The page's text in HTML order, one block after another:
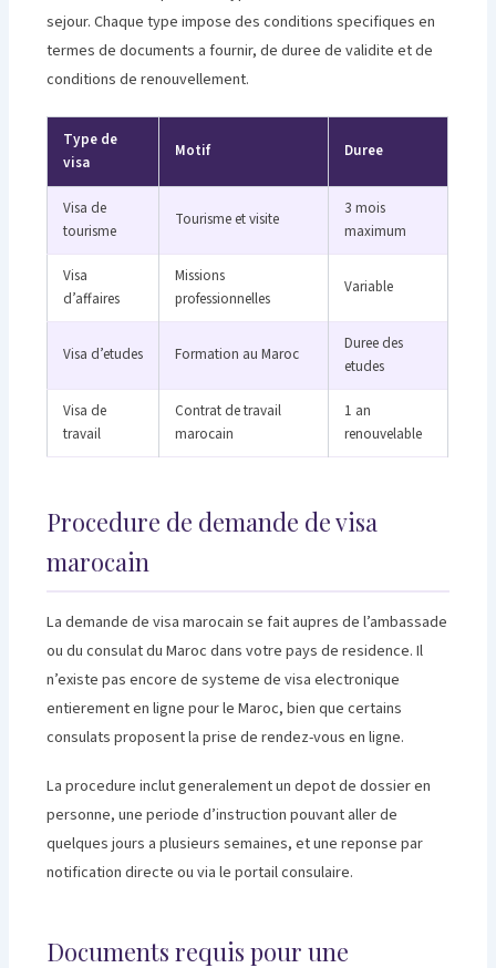
sejour. Chaque type impose des conditions specifiques en
termes de documents a fournir, de duree de validite et de
conditions de renouvellement.
Type de
visa
Motif Duree
Visa de
tourisme
Tourisme et visite
3 mois
maximum
Visa
d’affaires
Missions
professionnelles
Variable
Visa d’etudes Formation au Maroc
Duree des
etudes
Visa de
travail
Contrat de travail
marocain
1 an
renouvelable
Procedure de demande de visa
marocain
La demande de visa marocain se fait aupres de l’ambassade
ou du consulat du Maroc dans votre pays de residence. Il
n’existe pas encore de systeme de visa electronique
entierement en ligne pour le Maroc, bien que certains
consulats proposent la prise de rendez-vous en ligne.
La procedure inclut generalement un depot de dossier en
personne, une periode d’instruction pouvant aller de
quelques jours a plusieurs semaines, et une reponse par
notification directe ou via le portail consulaire.
Documents requis pour une